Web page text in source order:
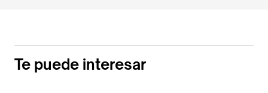
Te puede interesar